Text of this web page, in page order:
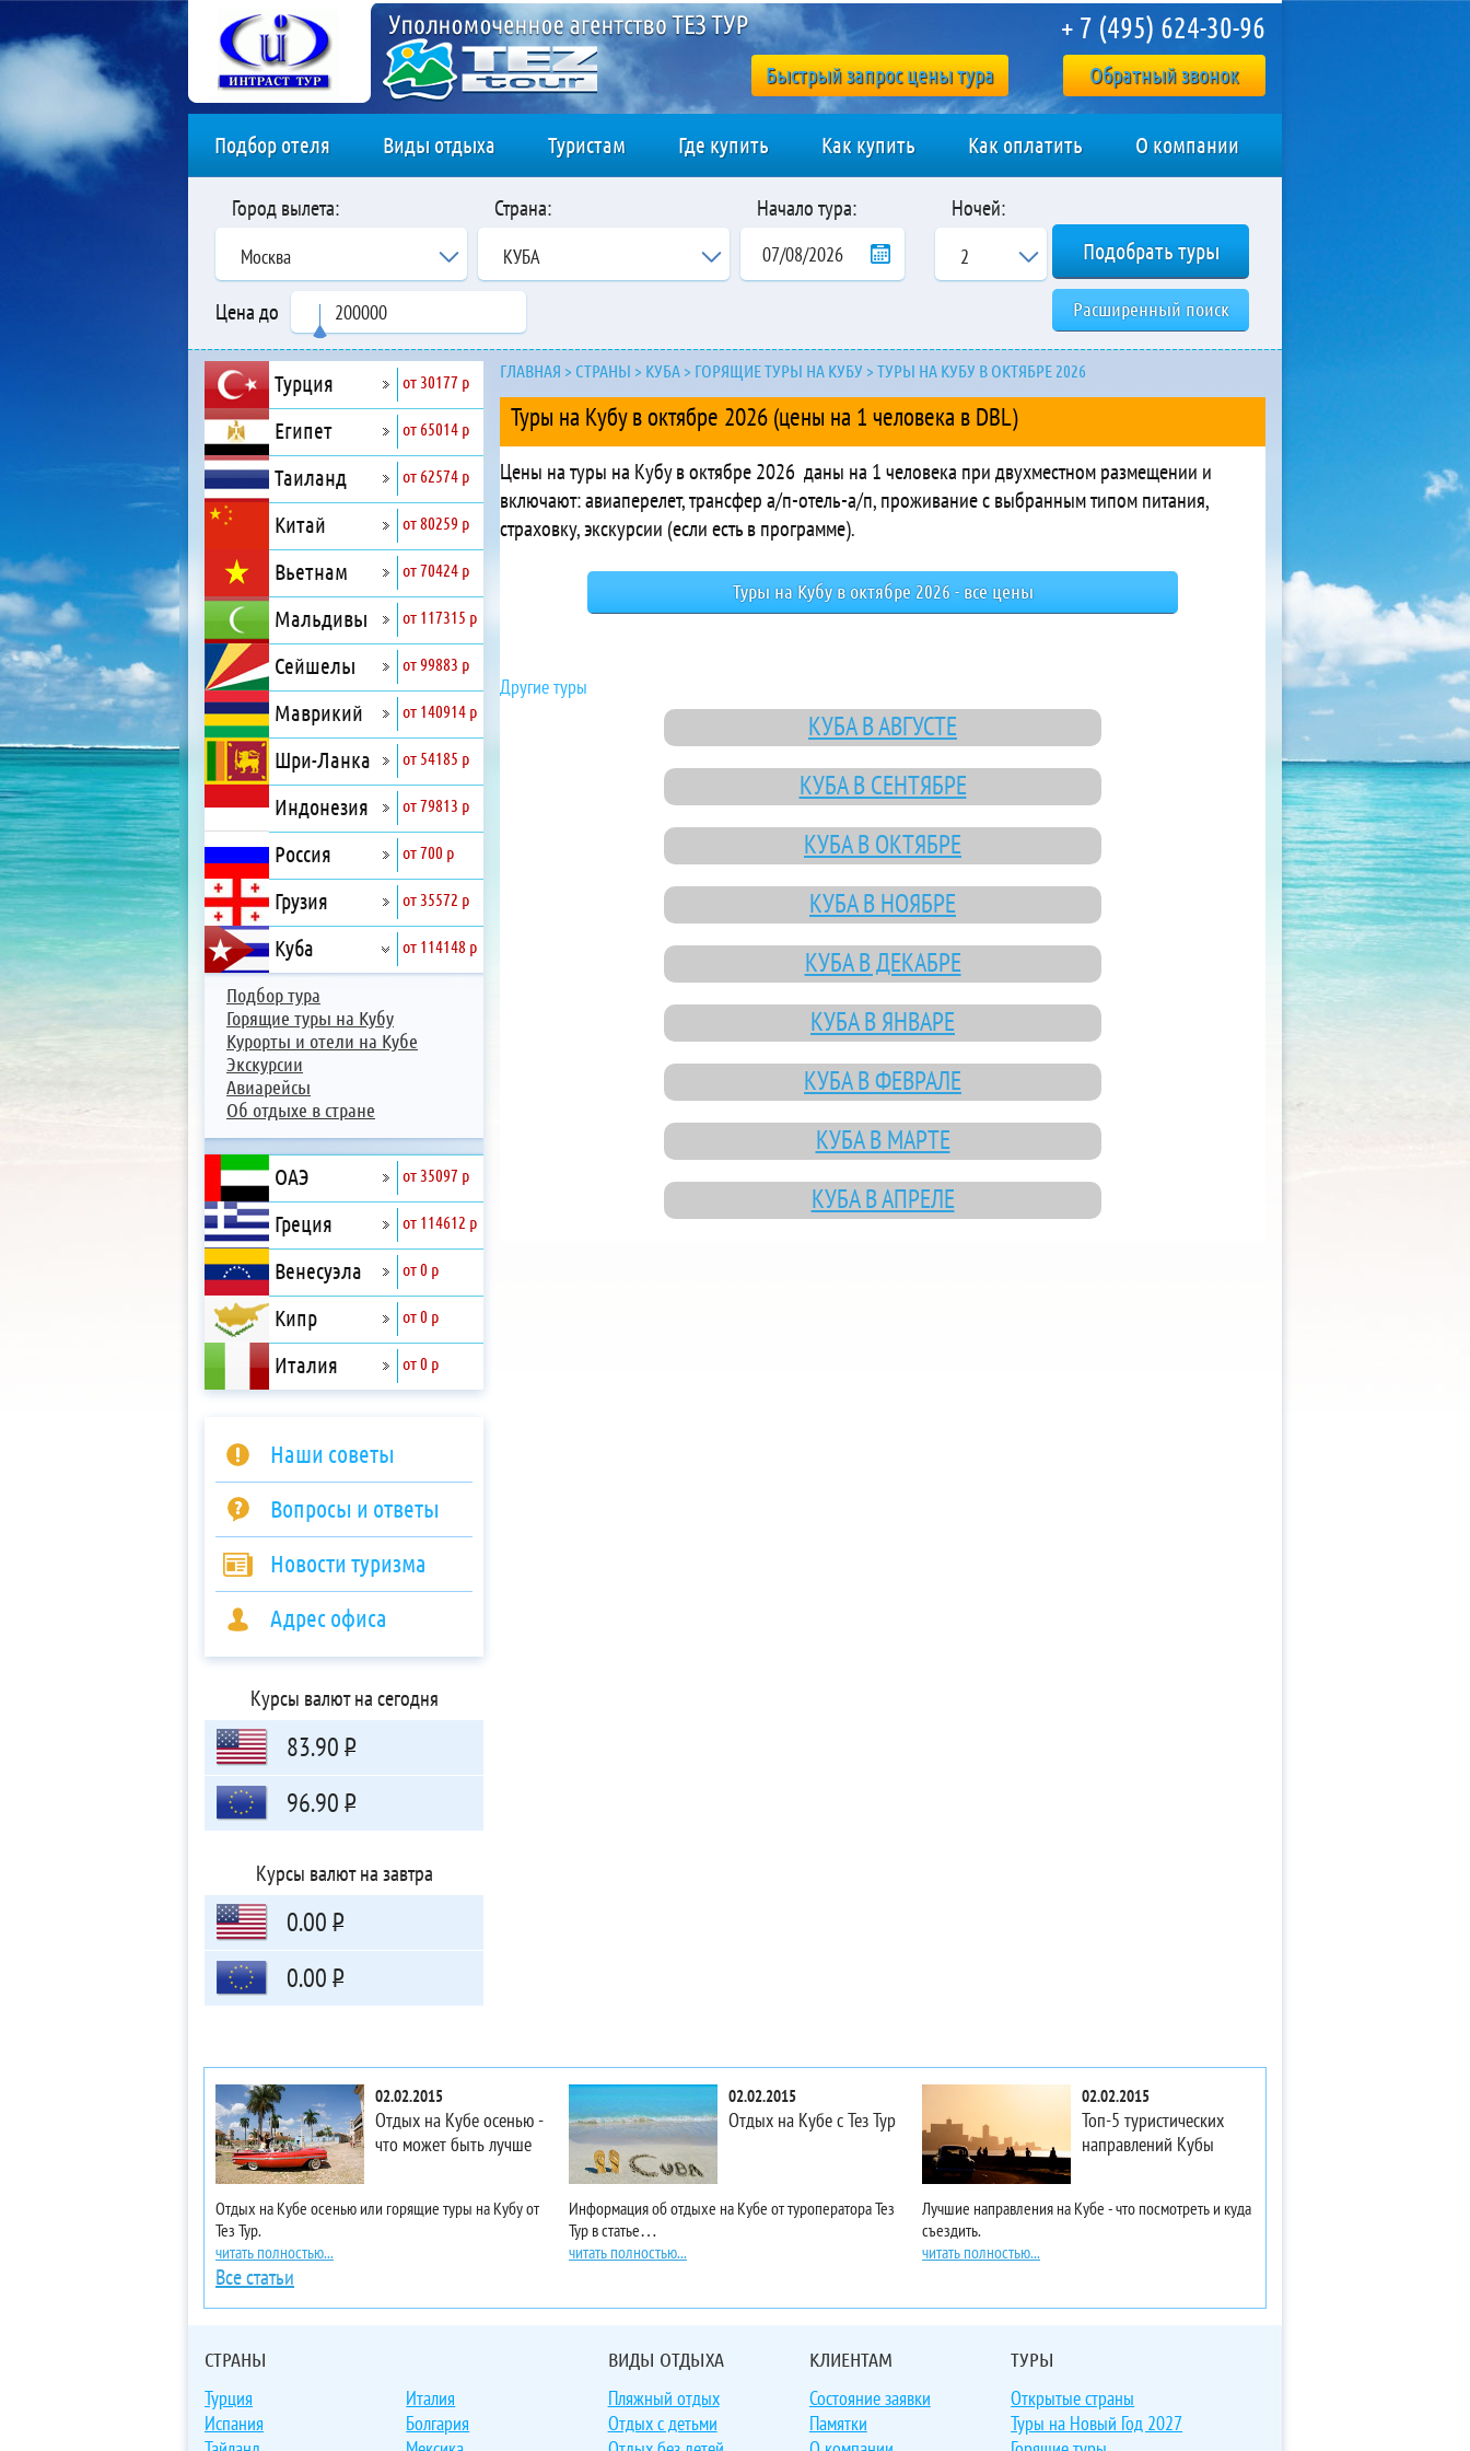
Быстрый запрос цены тура Обратный звонок
+ 7 (495) 624-30-96
Подбор отеля Виды отдыха Туристам Где купить Как купить Как оплатить О компании
Город вылета:
Москва
Страна:
КУБА
Начало тура: Ночей:
2
Цена до Расширенный поиск
Турция от 30177 р
Египет от 65014 р
Таиланд от 62574 р
Китай от 80259 р
Вьетнам от 70424 р
Мальдивы от 117315 р
Сейшелы от 99883 р
Маврикий от 140914 р
Шри-Ланка от 54185 р
Индонезия от 79813 р
Россия от 700 р
Грузия от 35572 р
Куба от 114148 р
Подбор тура
Горящие туры на Кубу
Курорты и отели на Кубе
Экскурсии
Авиарейсы
Об отдыхе в стране
ОАЭ от 35097 р
Греция от 114612 р
Венесуэла от 0 р
Кипр от 0 р
Италия от 0 р
Наши советы
Вопросы и ответы
Новости туризма
Адрес офиса
Курсы валют на сегодня
83.90Р
96.90Р
Курсы валют на завтра
0.00Р
0.00Р
ГЛАВНАЯ > СТРАНЫ > КУБА > ГОРЯЩИЕ ТУРЫ НА КУБУ > ТУРЫ НА КУБУ В ОКТЯБРЕ 2026
Туры на Кубу в октябре 2026 (цены на 1 человека в DBL)
Цены на туры на Кубу в октябре 2026 даны на 1 человека при двухместном размещении и
включают: авиаперелет, трансфер а/п-отель-а/п, проживание с выбранным типом питания,
страховку, экскурсии (если есть в программе).
Туры на Кубу в октябре 2026 - все цены
Другие туры
КУБА В АВГУСТЕ
КУБА В СЕНТЯБРЕ
КУБА В ОКТЯБРЕ
КУБА В НОЯБРЕ
КУБА В ДЕКАБРЕ
КУБА В ЯНВАРЕ
КУБА В ФЕВРАЛЕ
КУБА В МАРТЕ
КУБА В АПРЕЛЕ
02.02.2015
Отдых на Кубе осенью -
что может быть лучше
Отдых на Кубе осенью или горящие туры на Кубу от
Тез Тур.
читать полностью...
02.02.2015
Отдых на Кубе с Тез Тур
Информация об отдыхе на Кубе от туроператора Тез
Тур в статье…
читать полностью...
02.02.2015
Топ-5 туристических
направлений Кубы
Лучшие направления на Кубе - что посмотреть и куда
съездить.
читать полностью...
Все статьи
СТРАНЫ
Турция
Испания
Италия
Болгария
ВИДЫ ОТДЫХА
Пляжный отдых
Отдых с детьми
КЛИЕНТАМ
Состояние заявки
Памятки
ТУРЫ
Открытые страны
Туры на Новый Год 2027